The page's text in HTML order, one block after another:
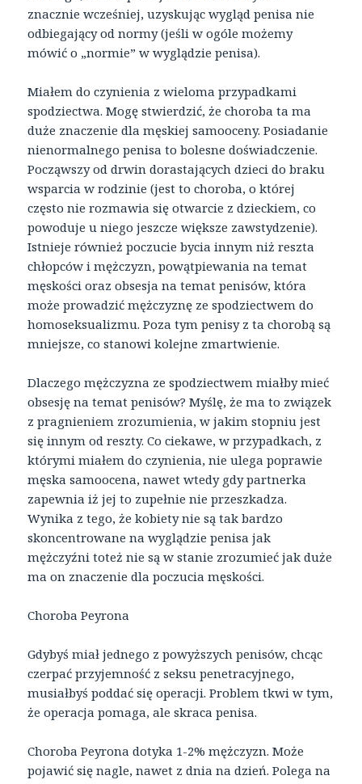
znacznie wcześniej, uzyskując wygląd penisa nie
odbiegający od normy (jeśli w ogóle możemy
mówić o „normie” w wyglądzie penisa).
Miałem do czynienia z wieloma przypadkami
spodziectwa. Mogę stwierdzić, że choroba ta ma
duże znaczenie dla męskiej samooceny. Posiadanie
nienormalnego penisa to bolesne doświadczenie.
Począwszy od drwin dorastających dzieci do braku
wsparcia w rodzinie (jest to choroba, o której
często nie rozmawia się otwarcie z dzieckiem, co
powoduje u niego jeszcze większe zawstydzenie).
Istnieje również poczucie bycia innym niż reszta
chłopców i mężczyzn, powątpiewania na temat
męskości oraz obsesja na temat penisów, która
może prowadzić mężczyznę ze spodziectwem do
homoseksualizmu. Poza tym penisy z ta chorobą są
mniejsze, co stanowi kolejne zmartwienie.
Dlaczego mężczyzna ze spodziectwem miałby mieć
obsesję na temat penisów? Myślę, że ma to związek
z pragnieniem zrozumienia, w jakim stopniu jest
się innym od reszty. Co ciekawe, w przypadkach, z
którymi miałem do czynienia, nie ulega poprawie
męska samoocena, nawet wtedy gdy partnerka
zapewnia iż jej to zupełnie nie przeszkadza.
Wynika z tego, że kobiety nie są tak bardzo
skoncentrowane na wyglądzie penisa jak
mężczyźni toteż nie są w stanie zrozumieć jak duże
ma on znaczenie dla poczucia męskości.
Choroba Peyrona
Gdybyś miał jednego z powyższych penisów, chcąc
czerpać przyjemność z seksu penetracyjnego,
musiałbyś poddać się operacji. Problem tkwi w tym,
że operacja pomaga, ale skraca penisa.
Choroba Peyrona dotyka 1-2% mężczyzn. Może
pojawić się nagle, nawet z dnia na dzień. Polega na